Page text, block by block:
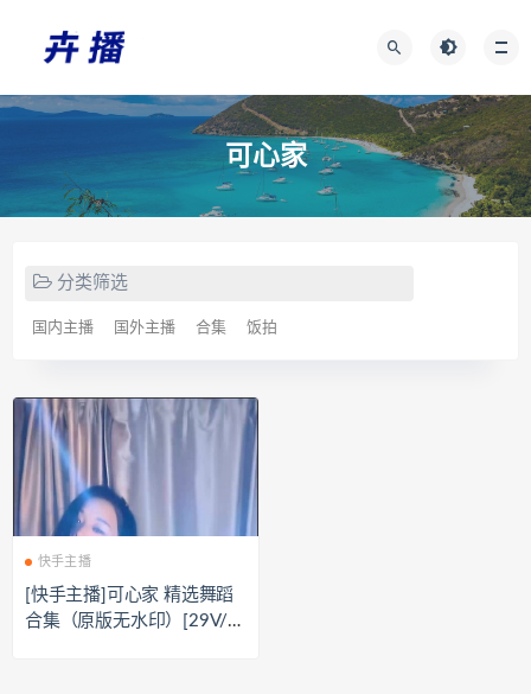
可心家
分类筛选
国内主播 国外主播 合集 饭拍
快手主播
[快手主播]可心家 精选舞蹈
合集（原版无水印）[29V/5.